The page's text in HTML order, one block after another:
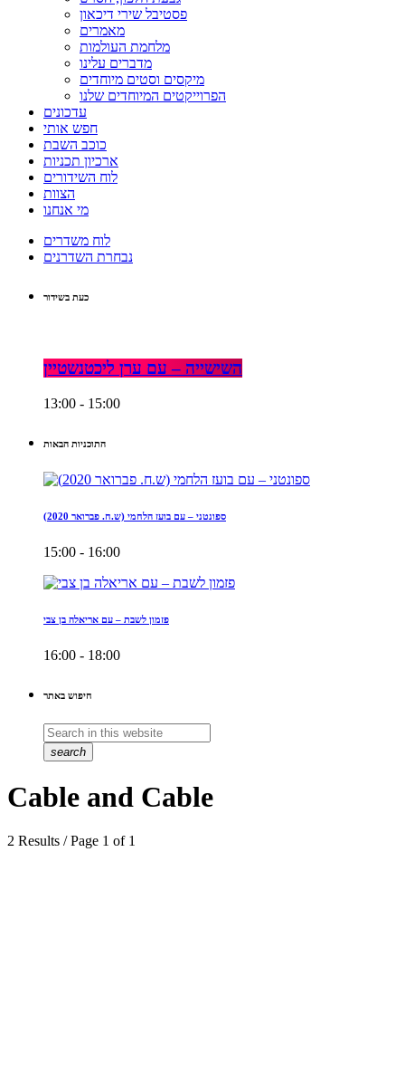
פסטיבל שירי דיכאון
מאמרים
מלחמת העולמות
מדברים עלינו
מיקסים וסטים מיוחדים
הפרוייקטים המיוחדים שלנו
עדכונים
חפש אותי
כוכב השבת
ארכיון תכניות
לוח השידורים
הצוות
מי אנחנו
לוח משדרים
נבחרת השדרנים
כעת בשידור
השישייה – עם ערן ליכטנשטיין
13:00 - 15:00
התוכניות הבאות
ספונטני – עם בועז הלחמי (ש.ח. פברואר 2020)
15:00 - 16:00
פזמון לשבת – עם אריאלה בן צבי
16:00 - 18:00
חיפוש באתר
search
Cable and Cable
2 Results / Page 1 of 1